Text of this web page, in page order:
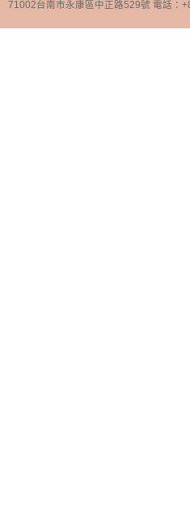
71002台南市永康區中正路529號 電話